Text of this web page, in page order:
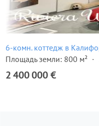
6-комн. коттедж в
Площадь земли: 800 м²
2 400 000 €